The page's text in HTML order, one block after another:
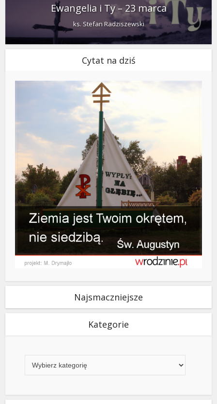
Ewangelia i Ty – 23 marca
ks. Stefan Radziszewski
Cytat na dziś
Najsmaczniejsze
Kategorie